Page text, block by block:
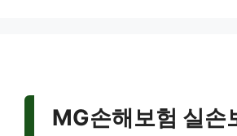
MG손해보험 실손